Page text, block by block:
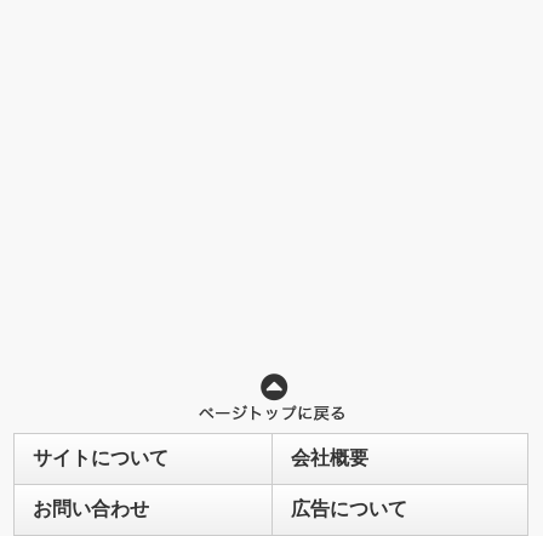
サイトについて 会社概要
お問い合わせ 広告について